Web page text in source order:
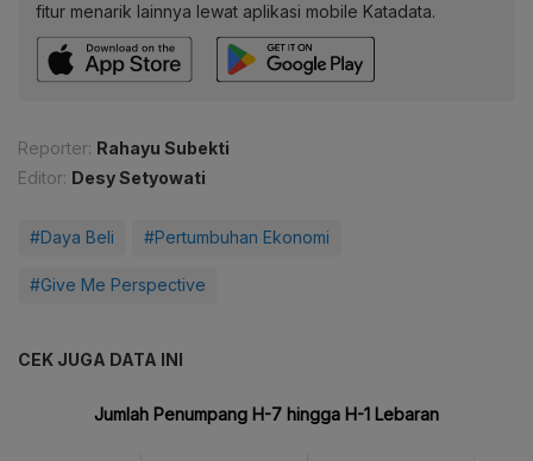
fitur menarik lainnya lewat aplikasi mobile Katadata.
Reporter: Rahayu Subekti
Editor: Desy Setyowati
#Daya Beli #Pertumbuhan Ekonomi
#Give Me Perspective
CEK JUGA DATA INI